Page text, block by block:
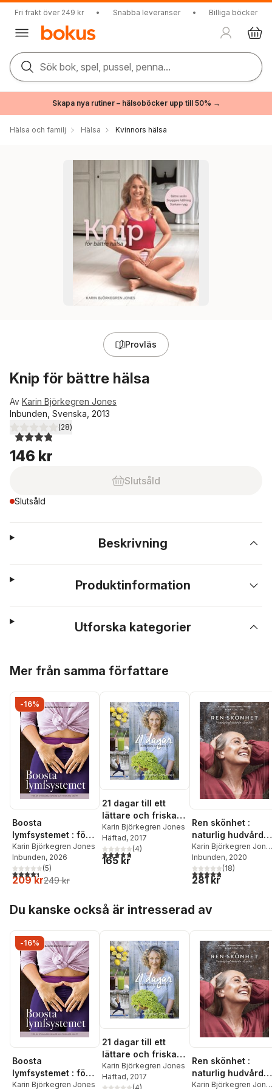
Fri frakt över 249 kr • Snabba leveranser • Billiga böcker
Sök bok, spel, pussel, penna...
Skapa nya rutiner – hälsoböcker upp till 50% →
Hälsa och familj Hälsa Kvinnors hälsa
Provläs
Knip för bättre hälsa
Av Karin Björkegren Jones
Inbunden, Svenska, 2013
3,9utav 5 stjärnor. Totalt antal röster:
(28)
146 kr
Slutsåld
Slutsåld
Beskrivning
Produktinformation
Utforska kategorier
Mer från samma författare
-16%
Boosta
lymfsystemet : för
en starkare, renare
och friskare kropp
Karin Björkegren Jones
Inbunden, 2026
4,4utav 5 stjärnor. Totalt antal röster:
(5)
209 kr249 kr
21 dagar till ett
lättare och friskare
liv
Karin Björkegren Jones
Häftad, 2017
4,8utav 5 stjärnor. Totalt antal röster:
(4)
165 kr
Ren skönhet :
naturlig hudvård
från växtriket
Karin Björkegren
Lena Losciale
Inbunden, 2020
4,8utav 5 stjärnor.
(18)
281 kr
Du kanske också är intresserad av
-16%
Boosta
lymfsystemet : för
en starkare, renare
Karin Björkegren Jones
21 dagar till ett
lättare och friskare
liv
Karin Björkegren Jones
Häftad, 2017
Ren skönhet :
naturlig hudvård
från växtriket
Karin Björkegren